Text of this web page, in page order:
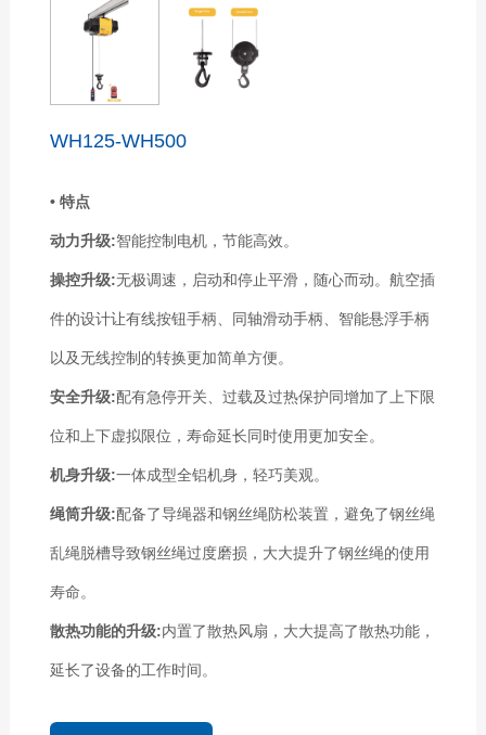
WH125-WH500
• 特点
动力升级:智能控制电机，节能高效。
操控升级:无极调速，启动和停止平滑，随心而动。航空插
件的设计让有线按钮手柄、同轴滑动手柄、智能悬浮手柄
以及无线控制的转换更加简单方便。
安全升级:配有急停开关、过载及过热保护同增加了上下限
位和上下虚拟限位，寿命延长同时使用更加安全。
机身升级:一体成型全铝机身，轻巧美观。
绳筒升级:配备了导绳器和钢丝绳防松装置，避免了钢丝绳
乱绳脱槽导致钢丝绳过度磨损，大大提升了钢丝绳的使用
寿命。
散热功能的升级:内置了散热风扇，大大提高了散热功能，
延长了设备的工作时间。